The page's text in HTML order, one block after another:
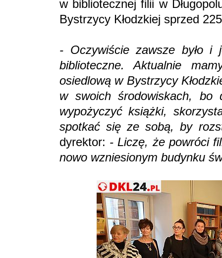
w bibliotecznej filii w
Bystrzycy Kłodzkiej sprzed
- Oczywiście zawsze było i
biblioteczne. Aktualnie
osiedlową w Bystrzycy
w swoich środowiskach, bo
wypożyczyć książki,
spotkać się ze sobą, by
dyrektor: - Liczę, że powróci
nowo wzniesionym budynku